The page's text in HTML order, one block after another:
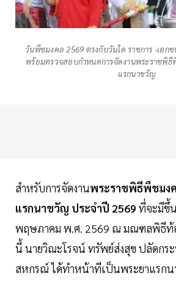
วันพืชมงคล 2569 ตรงกับวันใด ราชการ -เอก
พร้อมตรวจสอบกำหนดการจัดงานพระราชพิ
แรกนาขวัญ
สำหรับการจัดงานพระราชพิธีพืชมง
แรกนาขวัญ ประจำปี 2569 ที่จะมีขึ้
พฤษภาคม พ.ศ. 2569 ณ มณฑลพิธีท้
นี้ นายวิณะโรจน์ ทรัพย์ส่งสุข ปลัดกร
สหกรณ์ ได้ทำหน้าทีเป็นพระยาแรก